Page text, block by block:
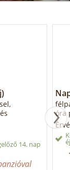
14. nap
óra